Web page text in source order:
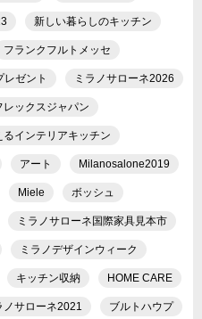
新しい暮らしのキッチン
フランクフルトメッセ
レゼント ミラノサローネ2026
レックスジャパン
るインテリアキッチン
アート Milanosalone2019
Miele ボッシュ
ミラノサローネ国際家具見本市
ミラノデザインウィーク
キッチン収納 HOME CARE
ノサローネ2021 ブルトハウプ